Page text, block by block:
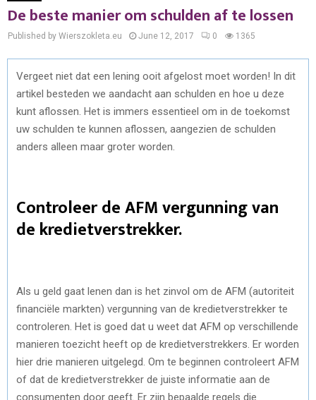
De beste manier om schulden af te lossen
Published by Wierszokleta.eu June 12, 2017 0 1365
Vergeet niet dat een lening ooit afgelost moet worden! In dit
artikel besteden we aandacht aan schulden en hoe u deze
kunt aflossen. Het is immers essentieel om in de toekomst
uw schulden te kunnen aflossen, aangezien de schulden
anders alleen maar groter worden.
Controleer de AFM vergunning van
de kredietverstrekker.
Als u geld gaat lenen dan is het zinvol om de AFM (autoriteit
financiële markten) vergunning van de kredietverstrekker te
controleren. Het is goed dat u weet dat AFM op verschillende
manieren toezicht heeft op de kredietverstrekkers. Er worden
hier drie manieren uitgelegd. Om te beginnen controleert AFM
of dat de kredietverstrekker de juiste informatie aan de
consumenten door geeft. Er zijn bepaalde regels die